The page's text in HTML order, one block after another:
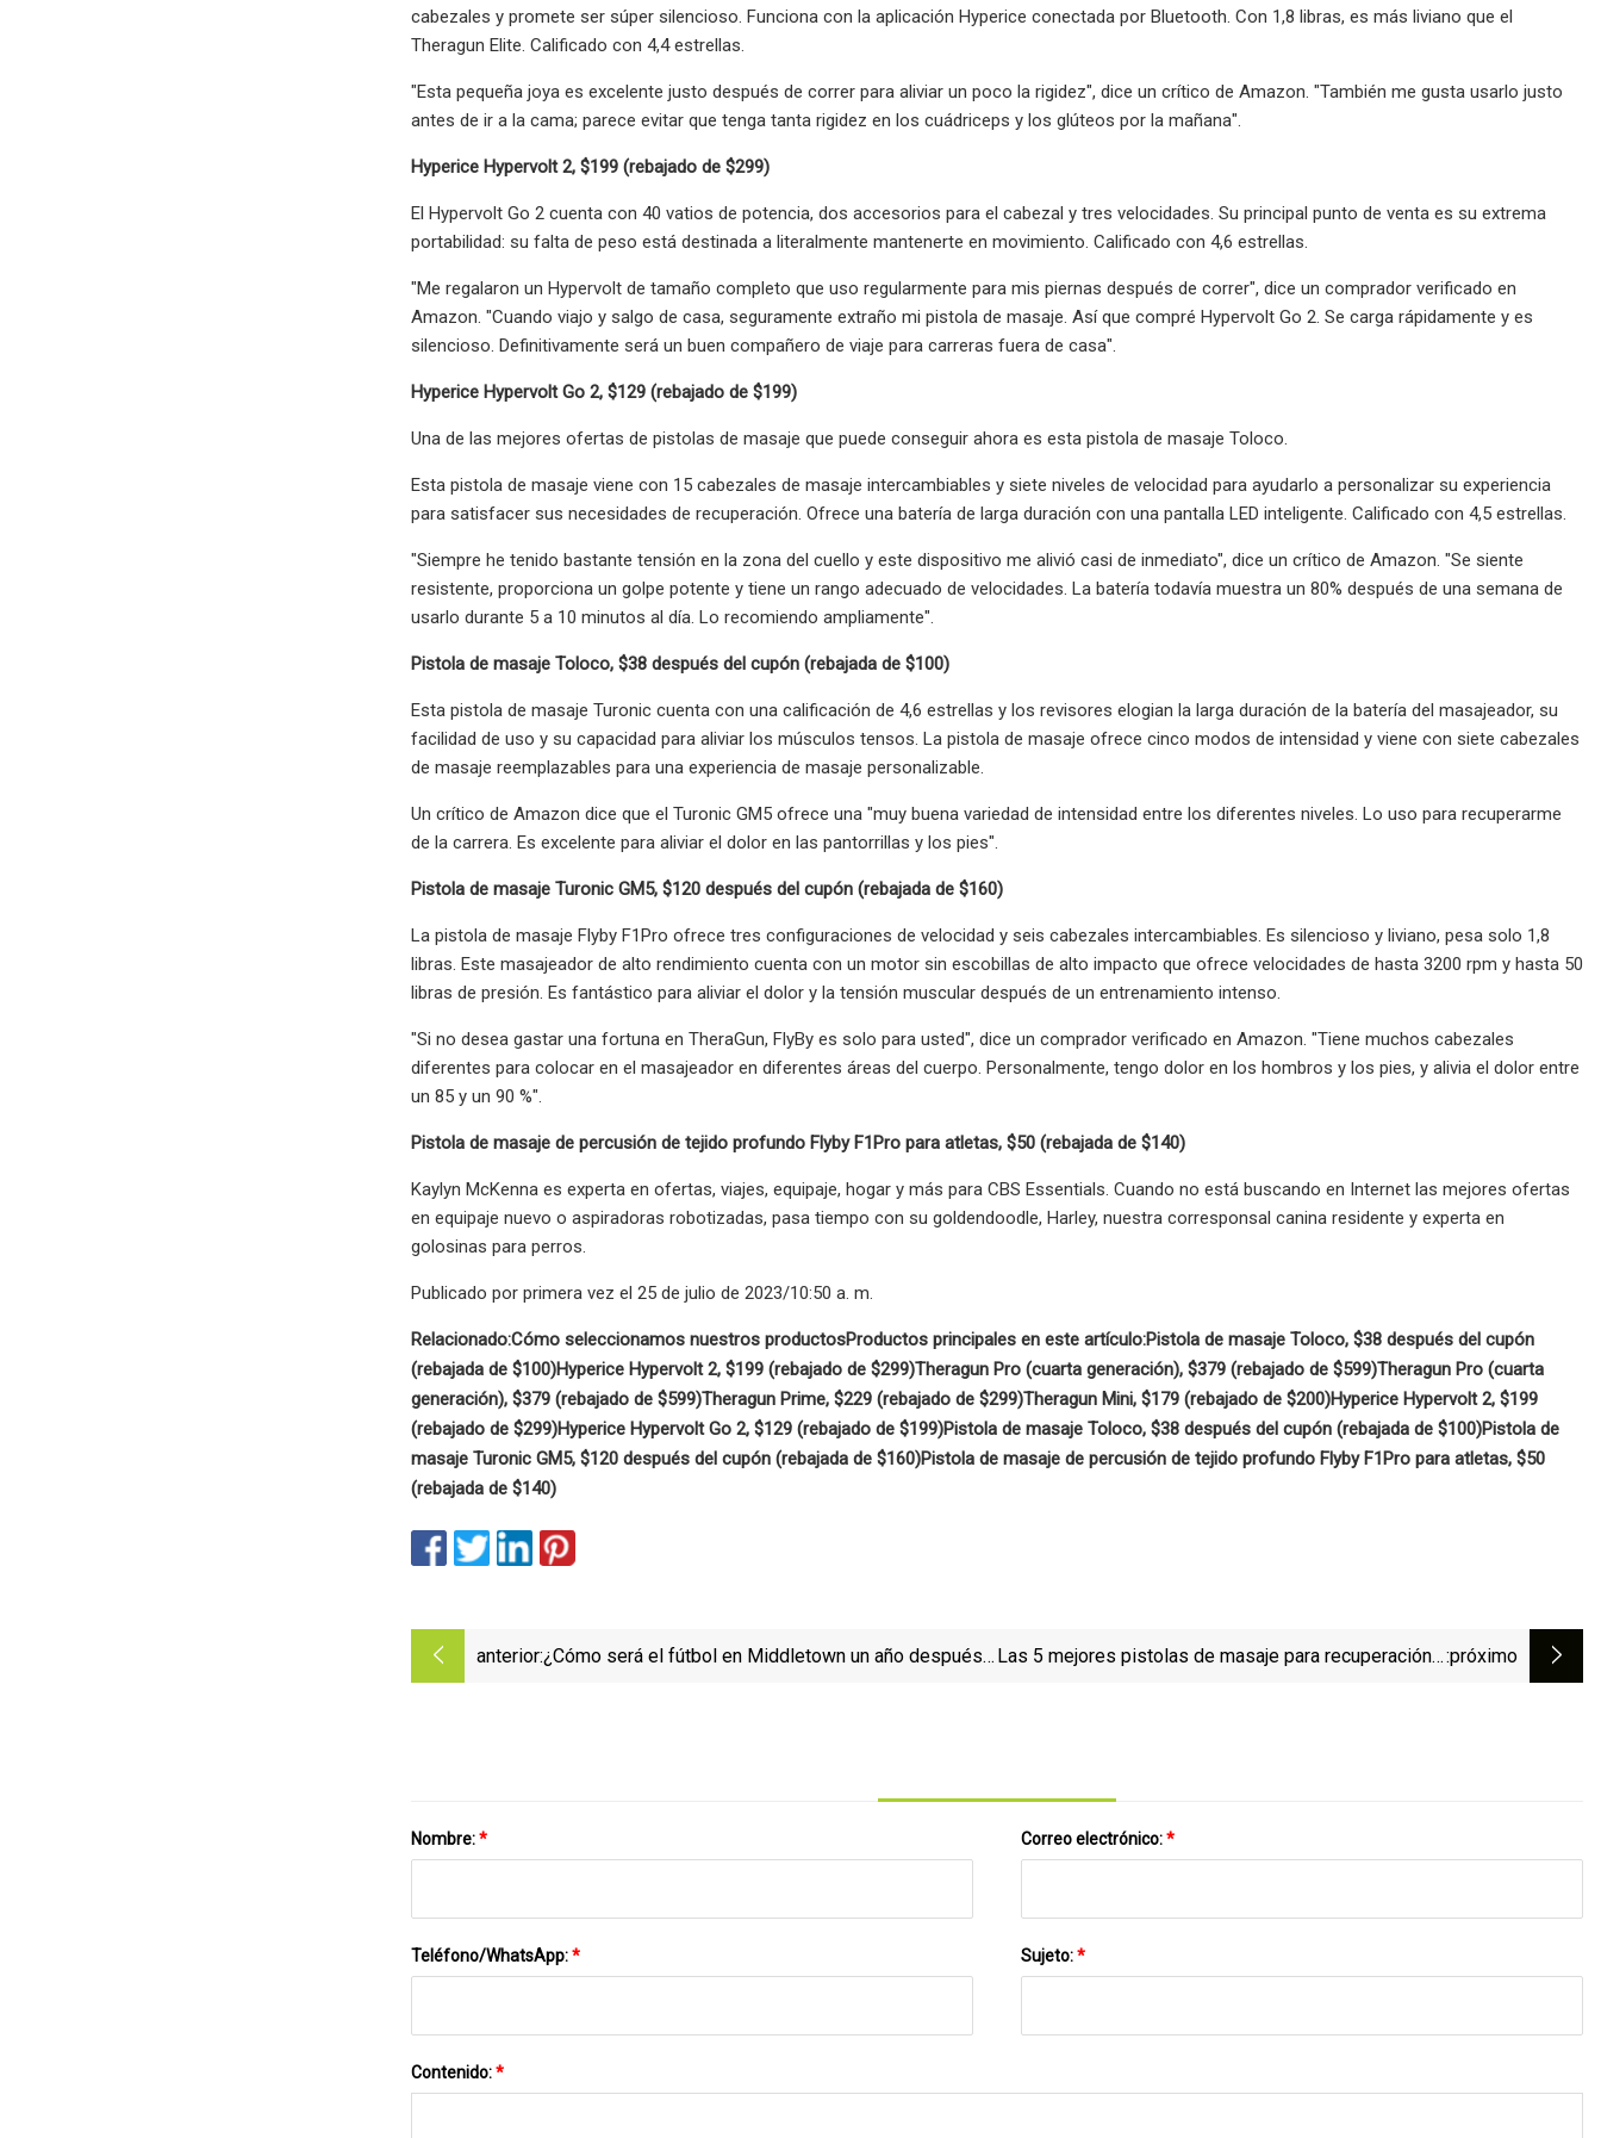
cabezales y promete ser súper silencioso. Funciona con la aplicación Hyperice conectada por Bluetooth. Con 1,8 libras, es más liviano que el
Theragun Elite. Calificado con 4,4 estrellas.
"Esta pequeña joya es excelente justo después de correr para aliviar un poco la rigidez", dice un crítico de Amazon. "También me gusta usarlo justo
antes de ir a la cama; parece evitar que tenga tanta rigidez en los cuádriceps y los glúteos por la mañana".
Hyperice Hypervolt 2, $199 (rebajado de $299)
El Hypervolt Go 2 cuenta con 40 vatios de potencia, dos accesorios para el cabezal y tres velocidades. Su principal punto de venta es su extrema
portabilidad: su falta de peso está destinada a literalmente mantenerte en movimiento. Calificado con 4,6 estrellas.
"Me regalaron un Hypervolt de tamaño completo que uso regularmente para mis piernas después de correr", dice un comprador verificado en
Amazon. "Cuando viajo y salgo de casa, seguramente extraño mi pistola de masaje. Así que compré Hypervolt Go 2. Se carga rápidamente y es
silencioso. Definitivamente será un buen compañero de viaje para carreras fuera de casa".
Hyperice Hypervolt Go 2, $129 (rebajado de $199)
Una de las mejores ofertas de pistolas de masaje que puede conseguir ahora es esta pistola de masaje Toloco.
Esta pistola de masaje viene con 15 cabezales de masaje intercambiables y siete niveles de velocidad para ayudarlo a personalizar su experiencia
para satisfacer sus necesidades de recuperación. Ofrece una batería de larga duración con una pantalla LED inteligente. Calificado con 4,5 estrellas.
"Siempre he tenido bastante tensión en la zona del cuello y este dispositivo me alivió casi de inmediato", dice un crítico de Amazon. "Se siente
resistente, proporciona un golpe potente y tiene un rango adecuado de velocidades. La batería todavía muestra un 80% después de una semana de
usarlo durante 5 a 10 minutos al día. Lo recomiendo ampliamente".
Pistola de masaje Toloco, $38 después del cupón (rebajada de $100)
Esta pistola de masaje Turonic cuenta con una calificación de 4,6 estrellas y los revisores elogian la larga duración de la batería del masajeador, su
facilidad de uso y su capacidad para aliviar los músculos tensos. La pistola de masaje ofrece cinco modos de intensidad y viene con siete cabezales
de masaje reemplazables para una experiencia de masaje personalizable.
Un crítico de Amazon dice que el Turonic GM5 ofrece una "muy buena variedad de intensidad entre los diferentes niveles. Lo uso para recuperarme
de la carrera. Es excelente para aliviar el dolor en las pantorrillas y los pies".
Pistola de masaje Turonic GM5, $120 después del cupón (rebajada de $160)
La pistola de masaje Flyby F1Pro ofrece tres configuraciones de velocidad y seis cabezales intercambiables. Es silencioso y liviano, pesa solo 1,8
libras. Este masajeador de alto rendimiento cuenta con un motor sin escobillas de alto impacto que ofrece velocidades de hasta 3200 rpm y hasta 50
libras de presión. Es fantástico para aliviar el dolor y la tensión muscular después de un entrenamiento intenso.
"Si no desea gastar una fortuna en TheraGun, FlyBy es solo para usted", dice un comprador verificado en Amazon. "Tiene muchos cabezales
diferentes para colocar en el masajeador en diferentes áreas del cuerpo. Personalmente, tengo dolor en los hombros y los pies, y alivia el dolor entre
un 85 y un 90 %".
Pistola de masaje de percusión de tejido profundo Flyby F1Pro para atletas, $50 (rebajada de $140)
Kaylyn McKenna es experta en ofertas, viajes, equipaje, hogar y más para CBS Essentials. Cuando no está buscando en Internet las mejores ofertas
en equipaje nuevo o aspiradoras robotizadas, pasa tiempo con su goldendoodle, Harley, nuestra corresponsal canina residente y experta en
golosinas para perros.
Publicado por primera vez el 25 de julio de 2023/10:50 a. m.
Relacionado:Cómo seleccionamos nuestros productosProductos principales en este artículo:Pistola de masaje Toloco, $38 después del cupón
(rebajada de $100)Hyperice Hypervolt 2, $199 (rebajado de $299)Theragun Pro (cuarta generación), $379 (rebajado de $599)Theragun Pro (cuarta
generación), $379 (rebajado de $599)Theragun Prime, $229 (rebajado de $299)Theragun Mini, $179 (rebajado de $200)Hyperice Hypervolt 2, $199
(rebajado de $299)Hyperice Hypervolt Go 2, $129 (rebajado de $199)Pistola de masaje Toloco, $38 después del cupón (rebajada de $100)Pistola de
masaje Turonic GM5, $120 después del cupón (rebajada de $160)Pistola de masaje de percusión de tejido profundo Flyby F1Pro para atletas, $50
(rebajada de $140)
anterior:¿Cómo será el fútbol en Middletown un año después
Las 5 mejores pistolas de masaje para recuperación y:próximo
Nombre:* Correo electrónico:*
Teléfono/WhatsApp:* Sujeto:*
Contenido:*